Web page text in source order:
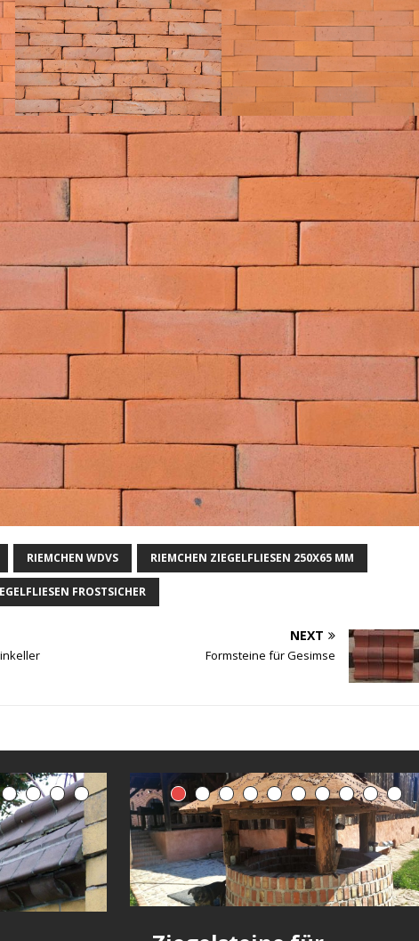
RIEMCHEN WDVS RIEMCHEN ZIEGELFLIESEN 250X65 MM
FROSTSICHER
NEXT
Formsteine für Gesimse
Vollklinker Hartbrand
Ziegelmauer
Fehlbrandsteine –
Klinkerfassade in